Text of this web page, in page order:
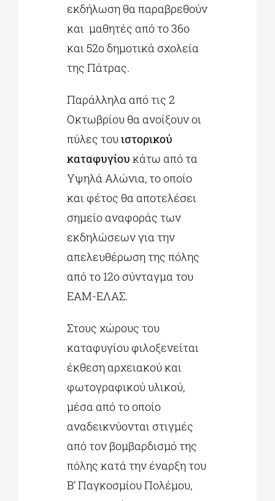
εκδήλωση θα παραβρεθούν
και μαθητές από το 36ο
και 52ο δημοτικά σχολεία
της Πάτρας.
Παράλληλα από τις 2
Οκτωβρίου θα ανοίξουν οι
πύλες τουιστορικού
καταφυγίου κάτω από τα
Υψηλά Αλώνια, το οποίο
και φέτος θα αποτελέσει
σημείο αναφοράς των
εκδηλώσεων για την
απελευθέρωση της πόλης
από το 12ο σύνταγμα του
ΕΑΜ-ΕΛΑΣ.
Στους χώρους του
καταφυγίου φιλοξενείται
έκθεση αρχειακού και
φωτογραφικού υλικού,
μέσα από το οποίο
αναδεικνύονται στιγμές
από τον βομβαρδισμό της
πόλης κατά την έναρξη του
Β’ Παγκοσμίου Πολέμου,